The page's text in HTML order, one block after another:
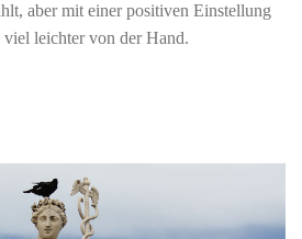
aber mit einer positiven Einstellung
viel leichter von der Hand.